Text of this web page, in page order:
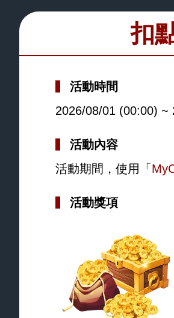
扣
活動時間
2026/08/01 (00:00) ~
活動內容
活動期間，使用「
活動獎項